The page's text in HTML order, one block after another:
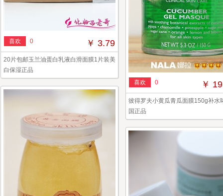
喜欢 0 ￥ 3.79
20片包邮玉兰油蛋白乳液白滑面膜1片装美
白保湿正品
喜欢
0 ￥
彼得罗夫小黄瓜青瓜面膜150g补水
国正品